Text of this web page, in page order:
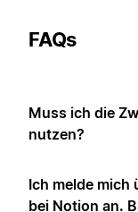
FAQs
Muss ich die
nutzen?
Ich melde mich
bei Notion an.